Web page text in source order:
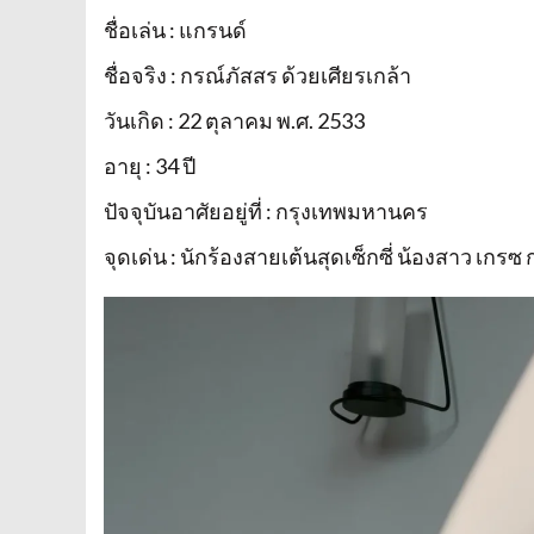
ชื่อเล่น : แกรนด์
ชื่อจริง : กรณ์ภัสสร ด้วยเศียรเกล้า
วันเกิด : 22 ตุลาคม พ.ศ. 2533
อายุ : 34 ปี
ปัจจุบันอาศัยอยู่ที่ : กรุงเทพมหานคร
จุดเด่น : นักร้องสายเต้นสุดเซ็กซี่ น้องสาว เกรซ